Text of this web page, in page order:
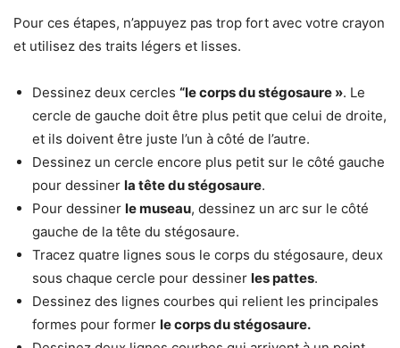
Pour ces étapes, n’appuyez pas trop fort avec votre crayon
et utilisez des traits légers et lisses.
Dessinez deux cercles “le corps du stégosaure ». Le
cercle de gauche doit être plus petit que celui de droite,
et ils doivent être juste l’un à côté de l’autre.
Dessinez un cercle encore plus petit sur le côté gauche
pour dessiner la tête du stégosaure.
Pour dessiner le museau, dessinez un arc sur le côté
gauche de la tête du stégosaure.
Tracez quatre lignes sous le corps du stégosaure, deux
sous chaque cercle pour dessiner les pattes.
Dessinez des lignes courbes qui relient les principales
formes pour former le corps du stégosaure.